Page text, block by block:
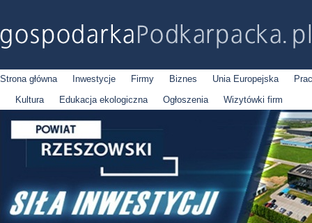
Strona główna Inwestycje Firmy Biznes Unia Europejska
Kultura
Edukacja ekologiczna Ogłoszenia Wizytówki firm